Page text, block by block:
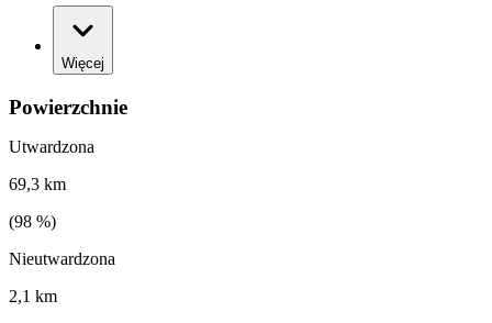
Więcej
Powierzchnie
Utwardzona
69,3 km
(98 %)
Nieutwardzona
2,1 km